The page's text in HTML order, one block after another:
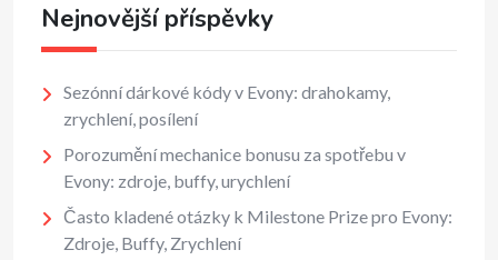
Nejnovější příspěvky
Sezónní dárkové kódy v Evony: drahokamy,
zrychlení, posílení
Porozumění mechanice bonusu za spotřebu v
Evony: zdroje, buffy, urychlení
Často kladené otázky k Milestone Prize pro Evony:
Zdroje, Buffy, Zrychlení